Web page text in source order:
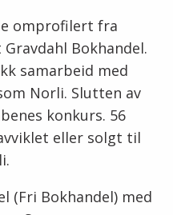
omprofilert fra
Bokhandel.
samarbeid med
Norli. Slutten av
konkurs. 56
eller solgt til
(Fri Bokhandel) med